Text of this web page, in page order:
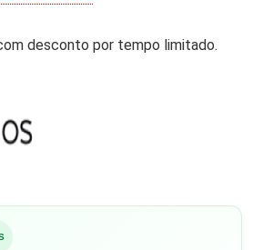
desconto por tempo limitado.